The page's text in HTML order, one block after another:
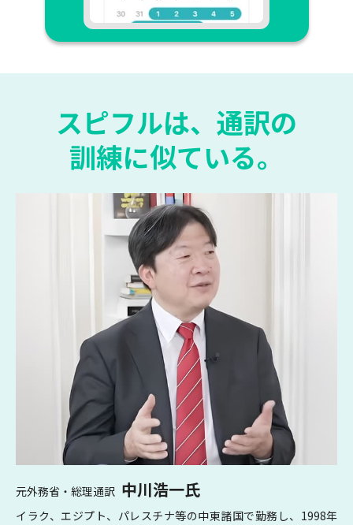
スピフルは、通訳の
訓練に似ている。
元外務省・総理通訳 中川浩一氏
イラク、エジプト、パレスチナ等の中東諸国で勤務し、1998年